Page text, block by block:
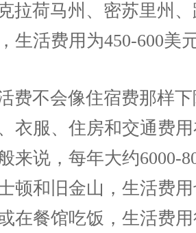
拉荷马州、密苏里州、
生活费用为450-600美元
费不会像住宿费那样下
衣服、住房和交通费
来说，每年大约6000-
顿和旧金山，生活费
在餐馆吃饭，生活费用